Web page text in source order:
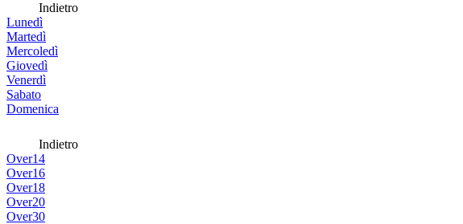
Indietro
Lunedì
Martedì
Mercoledì
Giovedì
Venerdì
Sabato
Domenica
Indietro
Over14
Over16
Over18
Over20
Over30